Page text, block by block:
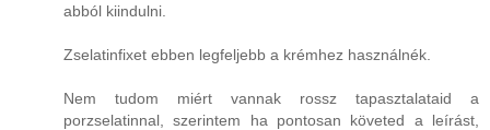
abból kiindulni.
Zselatinfixet ebben legfeljebb a krémhez használnék.
Nem tudom miért vannak rossz tapasztalataid a
porzselatinnal, szerintem ha pontosan követed a leírást,